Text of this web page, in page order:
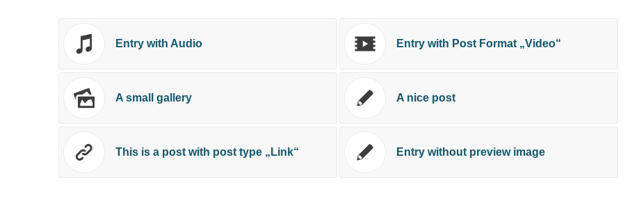
Entry with Audio Entry with Post Format „Video“
A small gallery A nice post
This is a post with post type „Link“ Entry without preview image